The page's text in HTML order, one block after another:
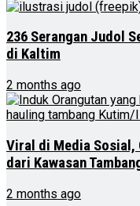
236 Serangan Judol
di Kaltim
2 months ago
Viral di Media Sosial,
dari Kawasan
2 months ago